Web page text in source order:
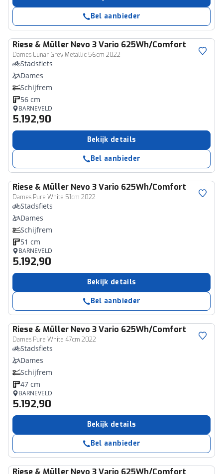
Bel aanbieder
Riese & Müller Nevo 3 Vario 625Wh/Comfort
Dames Lunar Grey Metallic 56cm 2022
Stadsfiets
Dames
Schijfrem
56 cm
BARNEVELD
5.192,90
Bekijk details
Bel aanbieder
Riese & Müller Nevo 3 Vario 625Wh/Comfort
Dames Pure White 51cm 2022
Stadsfiets
Dames
Schijfrem
51 cm
BARNEVELD
5.192,90
Bekijk details
Bel aanbieder
Riese & Müller Nevo 3 Vario 625Wh/Comfort
Dames Pure White 47cm 2022
Stadsfiets
Dames
Schijfrem
47 cm
BARNEVELD
5.192,90
Bekijk details
Bel aanbieder
Riese & Müller Nevo 3 Vario 625Wh/Comfort